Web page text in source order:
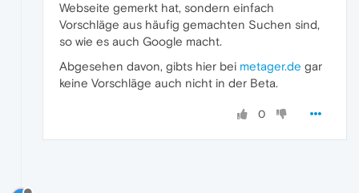
Webseite gemerkt hat, sondern einfach
Vorschläge aus häufig gemachten Suchen sind,
so wie es auch Google macht.
Abgesehen davon, gibts hier bei metager.de gar
keine Vorschläge auch nicht in der Beta.
0